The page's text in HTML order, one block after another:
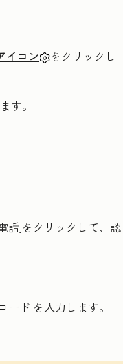
イコン
をクリックし
す。
話]をクリックして、認
ード を入力します。